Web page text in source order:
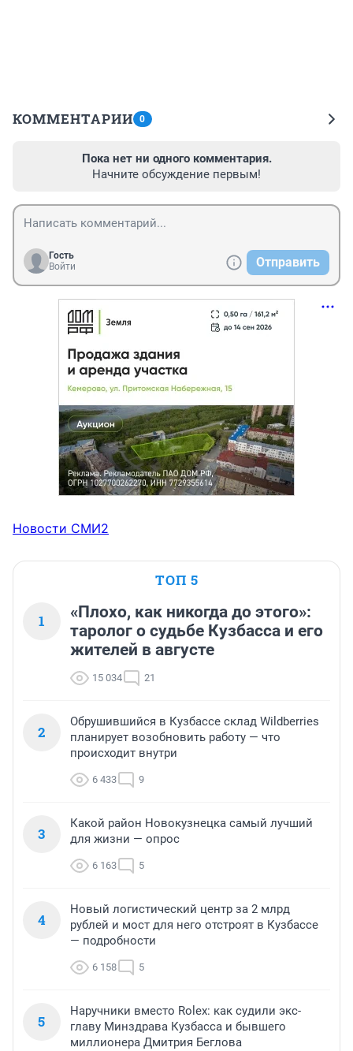
КОММЕНТАРИИ 0
Пока нет ни одного комментария.
Начните обсуждение первым!
Гость
Войти
Отправить
Новости СМИ2
ТОП 5
1
«Плохо, как никогда до этого»:
таролог о судьбе Кузбасса и его
жителей в августе
15 034 21
2
Обрушившийся в Кузбассе склад Wildberries
планирует возобновить работу — что
происходит внутри
6 433 9
3
Какой район Новокузнецка самый лучший
для жизни — опрос
6 163 5
4
Новый логистический центр за 2 млрд
рублей и мост для него отстроят в Кузбассе
— подробности
6 158 5
5
Наручники вместо Rolex: как судили экс-
главу Минздрава Кузбасса и бывшего
миллионера Дмитрия Беглова